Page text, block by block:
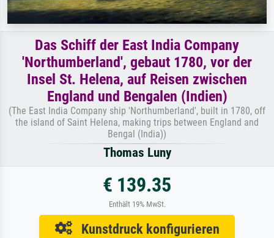
Das Schiff der East India Company
'Northumberland', gebaut 1780, vor der
Insel St. Helena, auf Reisen zwischen
England und Bengalen (Indien)
(The East India Company ship 'Northumberland', built in 1780, off
the island of Saint Helena, making trips between England and
Bengal (India))
Thomas Luny
€ 139.35
Enthält 19% MwSt.
Kunstdruck konfigurieren